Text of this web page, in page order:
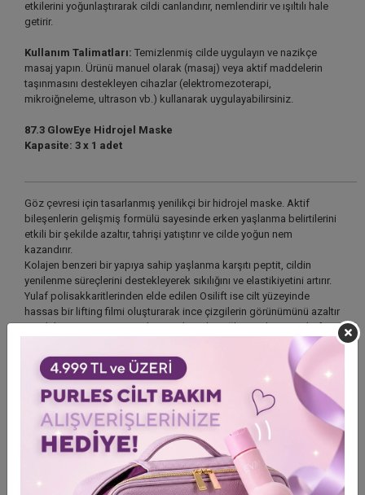
etkilerini yoğunlaştırarak cildi canlandırır, nemlendirir ve ışıltılı hale
getirir.
Kullanım Talimatları: Temizlenmiş cilde uygulayın ve nazikçe
masaj yapın. Ürünü manuel olarak (masaj) veya aktif maddelerin
taşınmasını destekleyen cihazlar (elektromezoterapi,
mikroiğneleme, ultrason vb.) kullanarak uygulayabilirsiniz.
87.3 GlowEye Hidrojel Maske
Kapasite: 3 x 1 adet
Göz çevresi için tasarlanmış yenilikçi bir hidrojel maske. Aktif
bileşenlerin gelişmiş formülü sayesinde erken yaşlanma belirtilerini
etkili bir şekilde azaltır, tahrişi yatıştırır ve cilde yoğun nem
kazandırır.
Kolajen benzeri bir yapıya sahip yaşlanma karşıtı peptit, cildin
yenilenme süreçlerini destekleyerek sıkılığını ve elastikiyetini artırır.
Yulaf polisakkaritlerinden elde edilen Osilift ise cilt yüzeyinde
hassas bir lifting filmi oluşturarak ince çizgilerin görünümünü azaltır
ve sıkılaştırıcı ve pürüzsüzleştirici bir etki sağlar. Eyeliss, üç aktif
molekülün gelişmiş bir kombinasyonudur. Bu kompleks, göz altı
bölgesindeki şişkinliği etkili bir şekilde azaltır. D-pantenol cildi
yatıştırır ve yoğun bir şekilde nemlendirir. Maskenin benzersiz şekli
göz çevresine mükemmel uyum sağlayarak, cildi canlandırmak için
sinerjik olarak etki eden aktif bileşenlerin yoğun emilimini sağlar.
Kullanım Talimatları:Maskenin koruyucu katmanlarını çıkarın.
Pürüzsüz tarafı cilde bakacak şekilde göz çevresine uygulayın. 15